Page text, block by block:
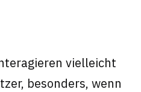
vielleicht
besonders, wenn